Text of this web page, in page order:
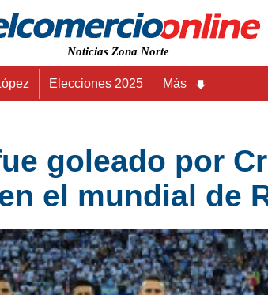
Noticias Zona Norte
Elecciones 2025 Más
goleado por
el mundial de